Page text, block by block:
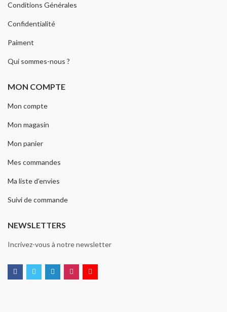
Conditions Générales
Confidentialité
Paiment
Qui sommes-nous ?
MON COMPTE
Mon compte
Mon magasin
Mon panier
Mes commandes
Ma liste d’envies
Suivi de commande
NEWSLETTERS
Incrivez-vous à notre newsletter